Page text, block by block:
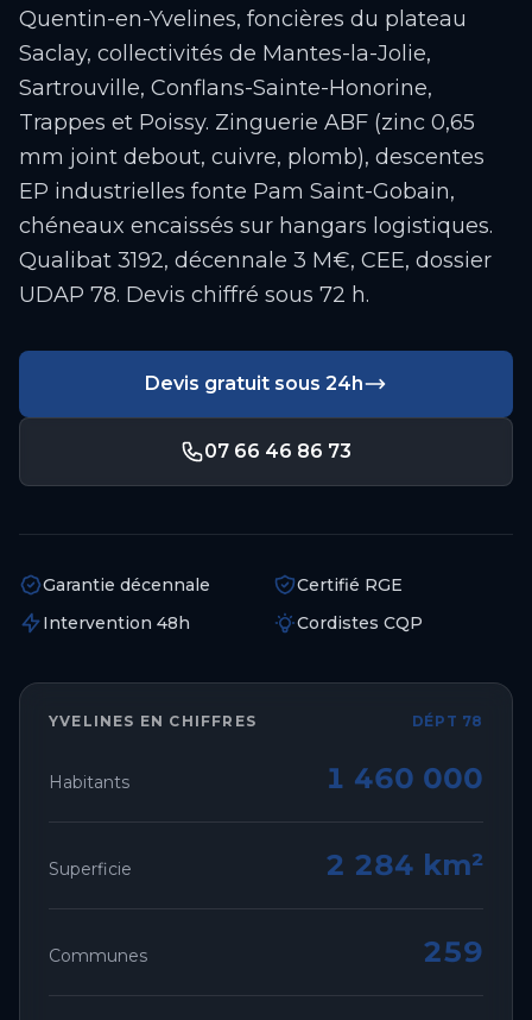
Quentin-en-Yvelines, foncières du plateau
Saclay, collectivités de Mantes-la-Jolie,
Sartrouville, Conflans-Sainte-Honorine,
Trappes et Poissy. Zinguerie ABF (zinc 0,65
mm joint debout, cuivre, plomb), descentes
EP industrielles fonte Pam Saint-Gobain,
chéneaux encaissés sur hangars logistiques.
Qualibat 3192, décennale 3 M€, CEE, dossier
UDAP 78. Devis chiffré sous 72 h.
Devis gratuit sous 24h
07 66 46 86 73
Garantie décennale
Certifié RGE
Intervention 48h
Cordistes CQP
YVELINES EN CHIFFRES DÉPT 78
Habitants 1 460 000
Superficie 2 284 km²
Communes 259